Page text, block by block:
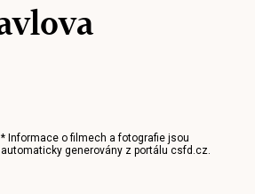
* Informace o filmech a fotografie jsou
automaticky generovány z portálucsfd.cz.